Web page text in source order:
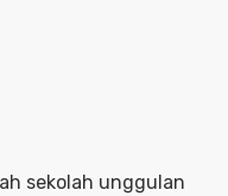
sekolah unggulan